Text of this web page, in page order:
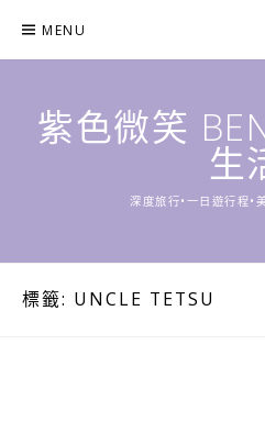
content
MENU
紫色微笑
生
深度旅行•一日遊行程•
標籤: UNCLE TETSU